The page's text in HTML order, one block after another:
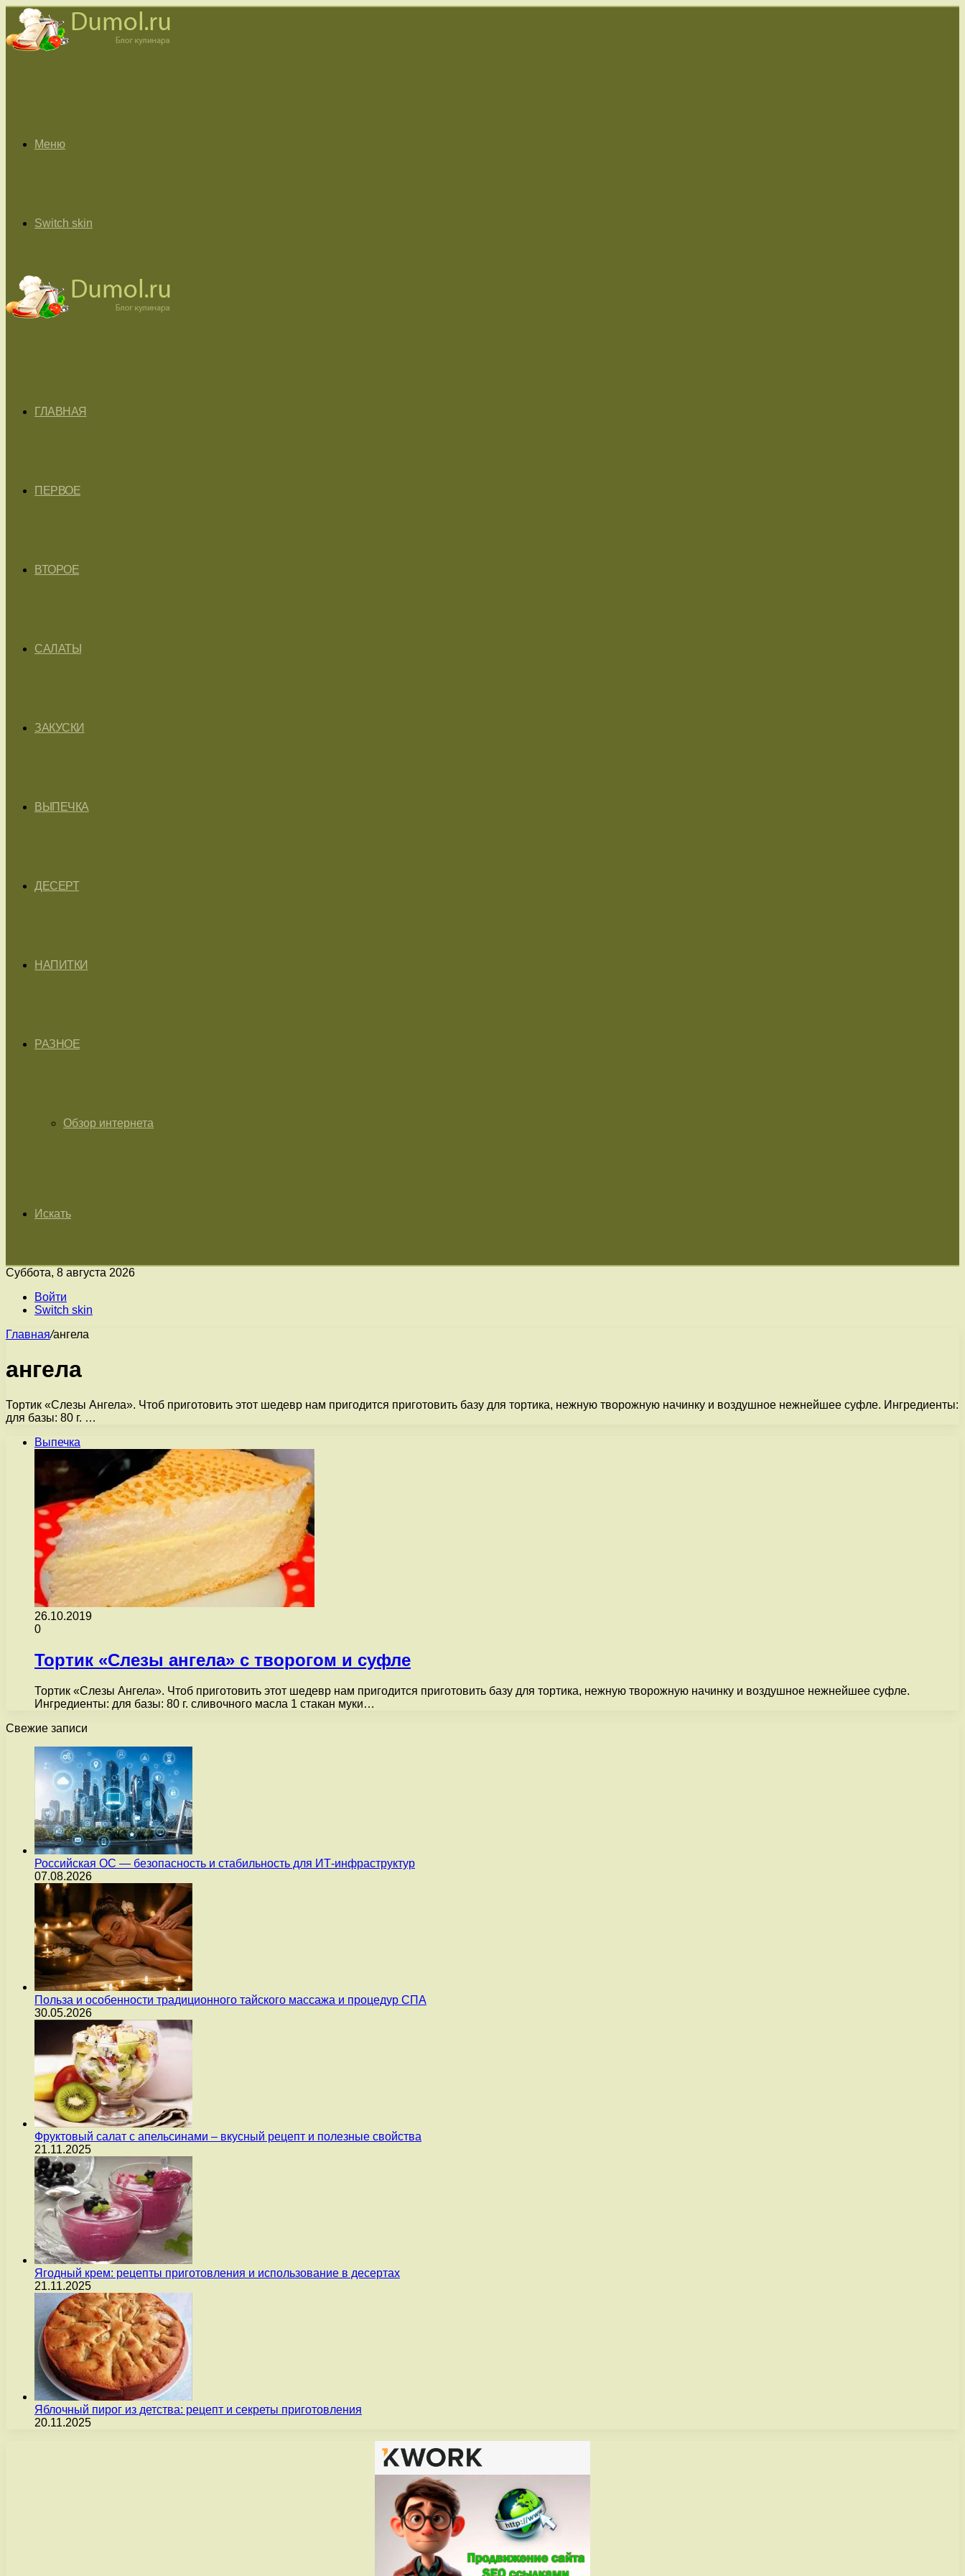
Меню
Switch skin
ГЛАВНАЯ
ПЕРВОЕ
ВТОРОЕ
САЛАТЫ
ЗАКУСКИ
ВЫПЕЧКА
ДЕСЕРТ
НАПИТКИ
РАЗНОЕ
Обзор интернета
Искать
Суббота, 8 августа 2026
Войти
Switch skin
Главная/ангела
ангела
Тортик «Слезы Ангела». Чтоб приготовить этот шедевр нам пригодится приготовить базу для тортика, нежную творожную начинку и воздушное нежнейшее суфле. Ингредиенты:
для базы: 80 г. …
Выпечка
26.10.2019
0
Тортик «Слезы ангела» с творогом и суфле
Тортик «Слезы Ангела». Чтоб приготовить этот шедевр нам пригодится приготовить базу для тортика, нежную творожную начинку и воздушное нежнейшее суфле.
Ингредиенты: для базы: 80 г. сливочного масла 1 стакан муки…
Свежие записи
Российская ОС — безопасность и стабильность для ИТ-инфраструктур
07.08.2026
Польза и особенности традиционного тайского массажа и процедур СПА
30.05.2026
Фруктовый салат с апельсинами – вкусный рецепт и полезные свойства
21.11.2025
Ягодный крем: рецепты приготовления и использование в десертах
21.11.2025
Яблочный пирог из детства: рецепт и секреты приготовления
20.11.2025